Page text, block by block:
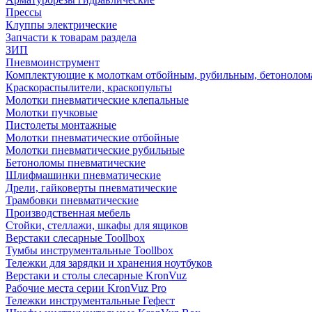
Прессы
Клуппы электрические
Запчасти к товарам раздела
ЗИП
Пневмоинструмент
Комплектующие к молоткам отбойным, рубильным,
Краскораспылители, краскопульты
Молотки пневматические клепальные
Молотки пучковые
Пистолеты монтажные
Молотки пневматические отбойные
Молотки пневматические рубильные
Бетоноломы пневматические
Шлифмашинки пневматические
Дрели, гайковерты пневматические
Трамбовки пневматические
Производственная мебель
Стойки, стеллажи, шкафы для ящиков
Верстаки слесарные Toollbox
Тумбы инструментальные Toollbox
Тележки для зарядки и хранения ноутбуков
Верстаки и столы слесарные KronVuz
Рабочие места серии KronVuz Pro
Тележки инструментальные Гефест